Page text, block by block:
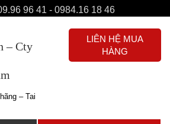
96 41 - 0984.16 18 46
– Cty
– Tai
LIÊN HỆ MUA
HÀNG